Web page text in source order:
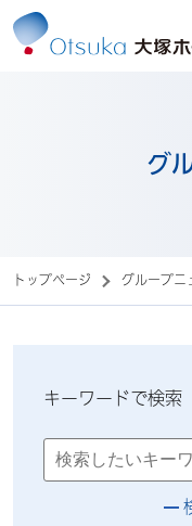
グ
トップページ グループニ
キーワードで検索